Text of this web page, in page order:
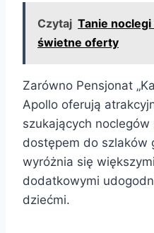
Czytaj Tanie
świetne oferty
Zarówno Pensjonat
Apollo oferują
szukających
dostępem do szlaków
wyróżnia się
dodatkowymi
dziećmi.